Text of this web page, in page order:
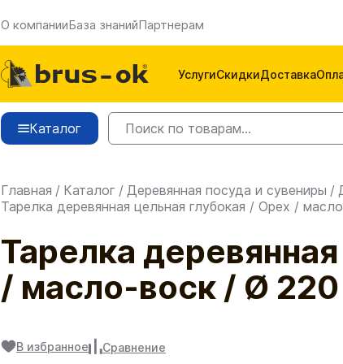
О компанииБаза знанийПартнерам
УслугиСкидкиДоставка
Каталог
Главная / Каталог / Деревянная посуда и сувениры /
Тарелка деревянная цельная глубокая / Орех /
Тарелка
/ масло-воск / Ø
В избранное Сравнение